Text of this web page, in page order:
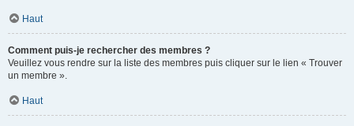
Haut
Comment puis-je rechercher des membres ?
Veuillez vous rendre sur la liste des membres puis cliquer sur le lien « Trouver
un membre ».
Haut